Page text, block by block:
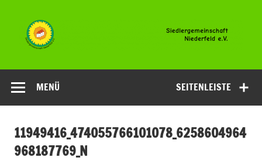
springen
Niederfeld
SEITENLEISTE
MENÜ
11949416_474055766101078_6258604964
968187769_N